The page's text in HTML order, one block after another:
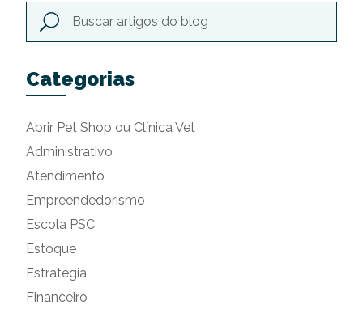
Categorias
Abrir Pet Shop ou Clínica Vet
Administrativo
Atendimento
Empreendedorismo
Escola PSC
Estoque
Estratégia
Financeiro